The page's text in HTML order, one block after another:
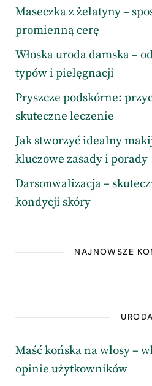
Maseczka z żelatyny –
promienną cerę
Włoska uroda damska –
typów i pielęgnacji
Pryszcze podskórne:
skuteczne leczenie
Jak stworzyć idealny
kluczowe zasady i porady
Darsonwalizacja –
kondycji skóry
NAJNOWSZE
URODA
Maść końska na włosy –
opinie użytkowników